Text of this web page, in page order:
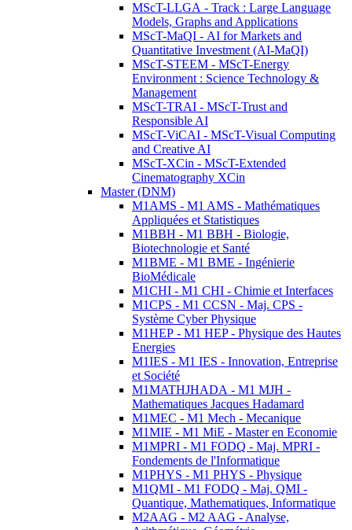
MScT-LLGA - Track : Large Language
Models, Graphs and Applications
MScT-MaQI - AI for Markets and
Quantitative Investment (AI-MaQI)
MScT-STEEM - MScT-Energy
Environment : Science Technology &
Management
MScT-TRAI - MScT-Trust and
Responsible AI
MScT-ViCAI - MScT-Visual Computing
and Creative AI
MScT-XCin - MScT-Extended
Cinematography XCin
Master (DNM)
M1AMS - M1 AMS - Mathématiques
Appliquées et Statistiques
M1BBH - M1 BBH - Biologie,
Biotechnologie et Santé
M1BME - M1 BME - Ingénierie
BioMédicale
M1CHI - M1 CHI - Chimie et Interfaces
M1CPS - M1 CCSN - Maj. CPS -
Système Cyber Physique
M1HEP - M1 HEP - Physique des Hautes
Energies
M1IES - M1 IES - Innovation, Entreprise
et Société
M1MATHJHADA - M1 MJH -
Mathematiques Jacques Hadamard
M1MEC - M1 Mech - Mecanique
M1MIE - M1 MiE - Master en Economie
M1MPRI - M1 FODQ - Maj. MPRI -
Fondements de l'Informatique
M1PHYS - M1 PHYS - Physique
M1QMI - M1 FODQ - Maj. QMI -
Quantique, Mathematiques, Informatique
M2AAG - M2 AAG - Analyse,